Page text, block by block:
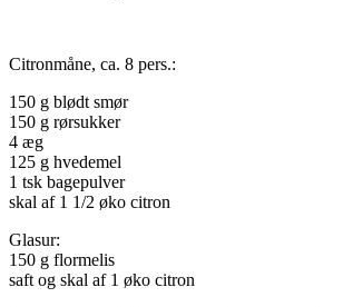
Citronmåne, ca. 8 pers.:
150 g blødt smør
150 g rørsukker
4 æg
125 g hvedemel
1 tsk bagepulver
skal af 1 1/2 øko citron
Glasur:
150 g flormelis
saft og skal af 1 øko citron